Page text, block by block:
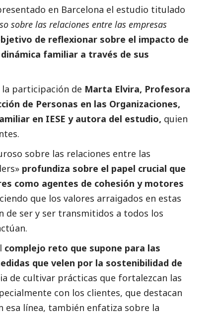
en Barcelona el estudio titulado
sobre las relaciones entre las empresas
de reflexionar sobre el impacto de
familiar a través de sus
participación de Marta Elvira, Profesora
de Personas en las Organizaciones,
en IESE y autora del estudio, quien
sobre las relaciones entre las
profundiza sobre el papel crucial que
como agentes de cohesión y motores
que los valores arraigados en estas
de ser y ser transmitidos a todos los
complejo reto que supone para las
que velen por la sostenibilidad de
de cultivar prácticas que fortalezcan las
con los clientes, que destacan
esa línea, también enfatiza sobre la